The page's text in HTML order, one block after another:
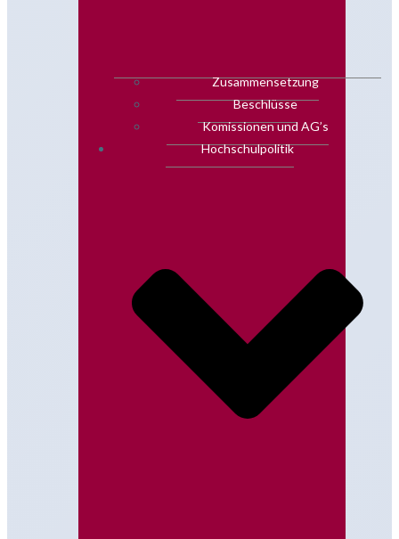
Zusammensetzung
Beschlüsse
Komissionen und AG’s
Hochschulpolitik